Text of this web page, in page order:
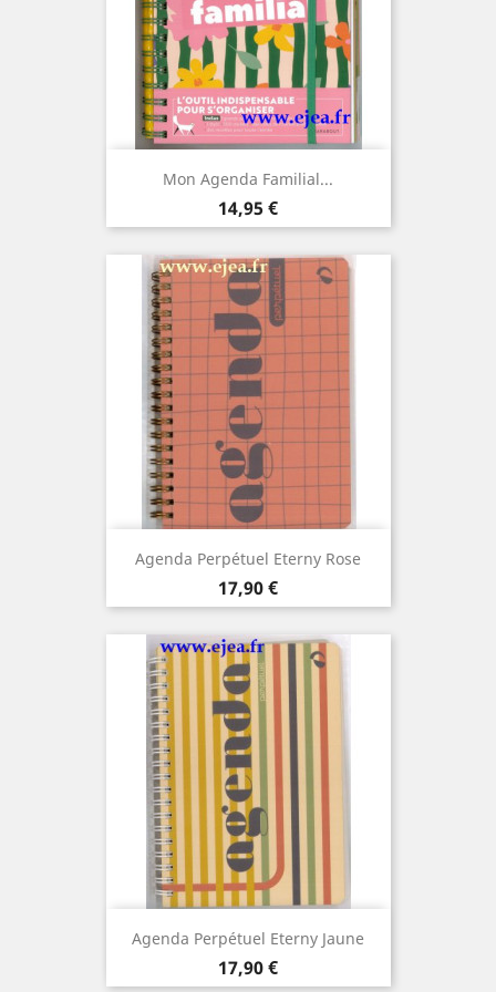
Mon Agenda Familial...
Prix
14,95 €
Agenda Perpétuel Eterny Rose
Prix
17,90 €
Agenda Perpétuel Eterny Jaune
Prix
17,90 €